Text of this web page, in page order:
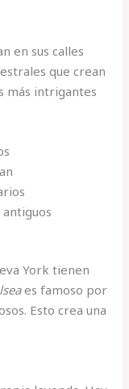
en sus calles
que crean
más intrigantes
York tienen
es famoso por
Esto crea una